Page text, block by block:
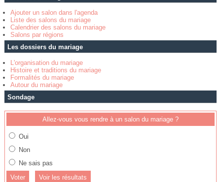
Ajouter un salon dans l'agenda
Liste des salons du mariage
Calendrier des salons du mariage
Salons par régions
Les dossiers du mariage
L'organisation du mariage
Histoire et traditions du mariage
Formalités du mariage
Autour du mariage
Sondage
Allez-vous vous rendre à un salon du mariage ?
Oui
Non
Ne sais pas
Voir les résultats